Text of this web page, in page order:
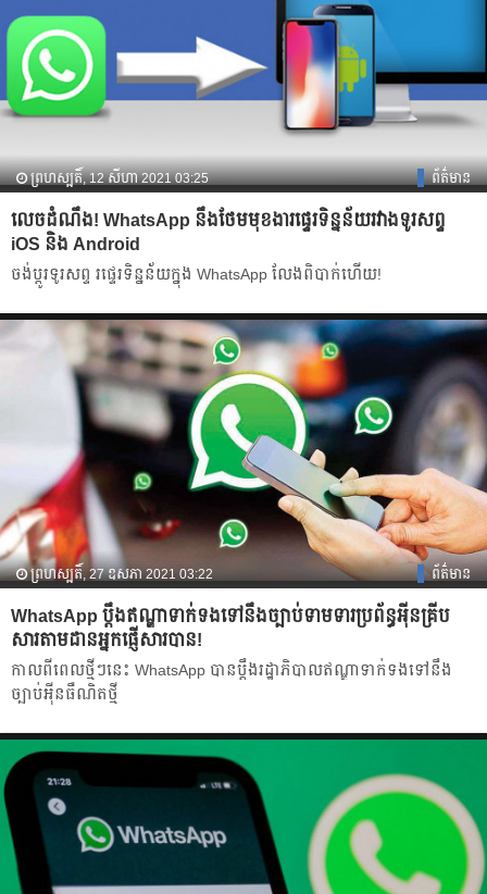
ព្រហស្បតិ៍, 12 សីហា 2021 03:25 ព័ត៌មាន
លេចដំណឹង! WhatsApp នឹងថែមមុខងារផ្ទេរទិន្នន័យរវាងទូរសព្ទ
iOS និង Android
ចង់ប្ដូរទូរសព្ទ រផ្ទេរទិន្នន័យក្នុង WhatsApp លែងពិបាក់ហើយ!
ព្រហស្បតិ៍, 27 ឧសភា 2021 03:22 ព័ត៌មាន
WhatsApp ប្ដឹងឥណ្ឌាទាក់ទងទៅនឹងច្បាប់ទាមទារប្រព័ន្ធអុីនគ្រីប
សារតាមដានអ្នកផ្ញើសារបាន!
កាលពីពេលថ្មីៗនេះ WhatsApp បានប្ដឹងរដ្ឋាភិបាលឥណ្ឌាទាក់ទងទៅនឹង
ច្បាប់អុីនធឺណិតថ្មី